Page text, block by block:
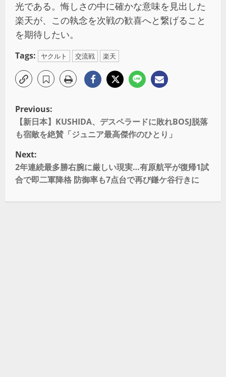
光である。悔しさの中に確かな意味を見出した
楽天が、この執念を次戦の歓喜へと繋げること
を期待したい。
Tags: ヤクルト 交流戦 楽天
Previous:
【新日本】KUSHIDA、デスペラードに敗れBOSJ脱落
も宿敵を絶賛「ジュニア最高傑作のひとり」
Next:
2年連続最多勝右腕に厳しい現実…有原航平が復帰1試
合で即二軍降格 防御率も7点台で再び鎌ケ谷行きに